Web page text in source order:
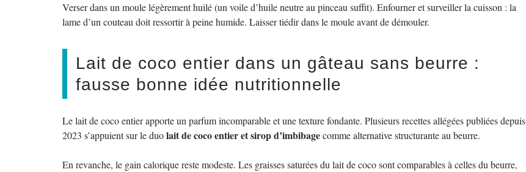
Verser dans un moule légèrement huilé (un voile d’huile neutre au pinceau suffit). Enfourner et surveiller la cuisson : la
lame d’un couteau doit ressortir à peine humide. Laisser tiédir dans le moule avant de démouler.
Lait de coco entier dans un gâteau sans beurre :
fausse bonne idée nutritionnelle
Le lait de coco entier apporte un parfum incomparable et une texture fondante. Plusieurs recettes allégées publiées depuis
2023 s’appuient sur le duolait de coco entier et sirop d’imbibagecomme alternative structurante au beurre.
En revanche, le gain calorique reste modeste. Les graisses saturées du lait de coco sont comparables à celles du beurre,